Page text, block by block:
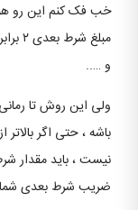
خب فک کنم این رو
و …..
ضریب شرط بعدی شما کمتر